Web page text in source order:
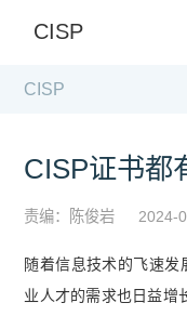
CISP
CISP
CISP证书都
责编：陈俊岩 2024-
随着信息技术的飞速发
业人才的需求也日益增